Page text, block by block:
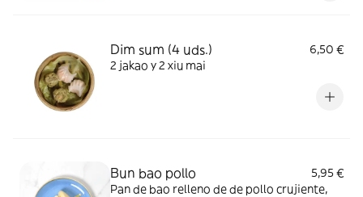
Dim sum (4 uds.)
6,50 €
2 jakao y 2 xiu mai
Bun bao pollo
5,95 €
Pan de bao relleno de de pollo crujiente,